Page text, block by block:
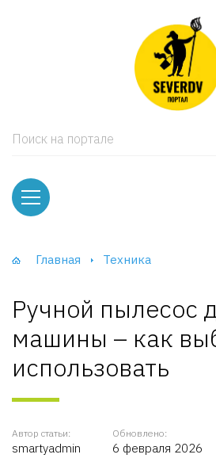
Поиск на портале
Главная Техника
Ручной пылесос
машины – как
использовать
Автор статьи:
smartyadmin
Обновлено:
6 февраля 2026
и тумбы
и Шкафы-Купе